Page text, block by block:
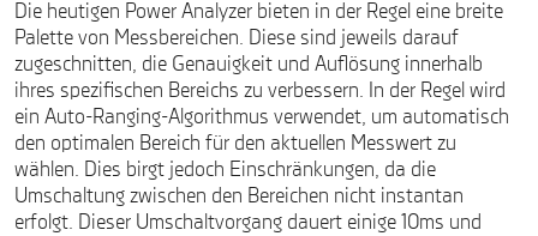
Die heutigen Power Analyzer bieten in der Regel eine breite
Palette von Messbereichen. Diese sind jeweils darauf
zugeschnitten, die Genauigkeit und Auflösung innerhalb
ihres spezifischen Bereichs zu verbessern. In der Regel wird
ein Auto-Ranging-Algorithmus verwendet, um automatisch
den optimalen Bereich für den aktuellen Messwert zu
wählen. Dies birgt jedoch Einschränkungen, da die
Umschaltung zwischen den Bereichen nicht instantan
erfolgt. Dieser Umschaltvorgang dauert einige 10ms und